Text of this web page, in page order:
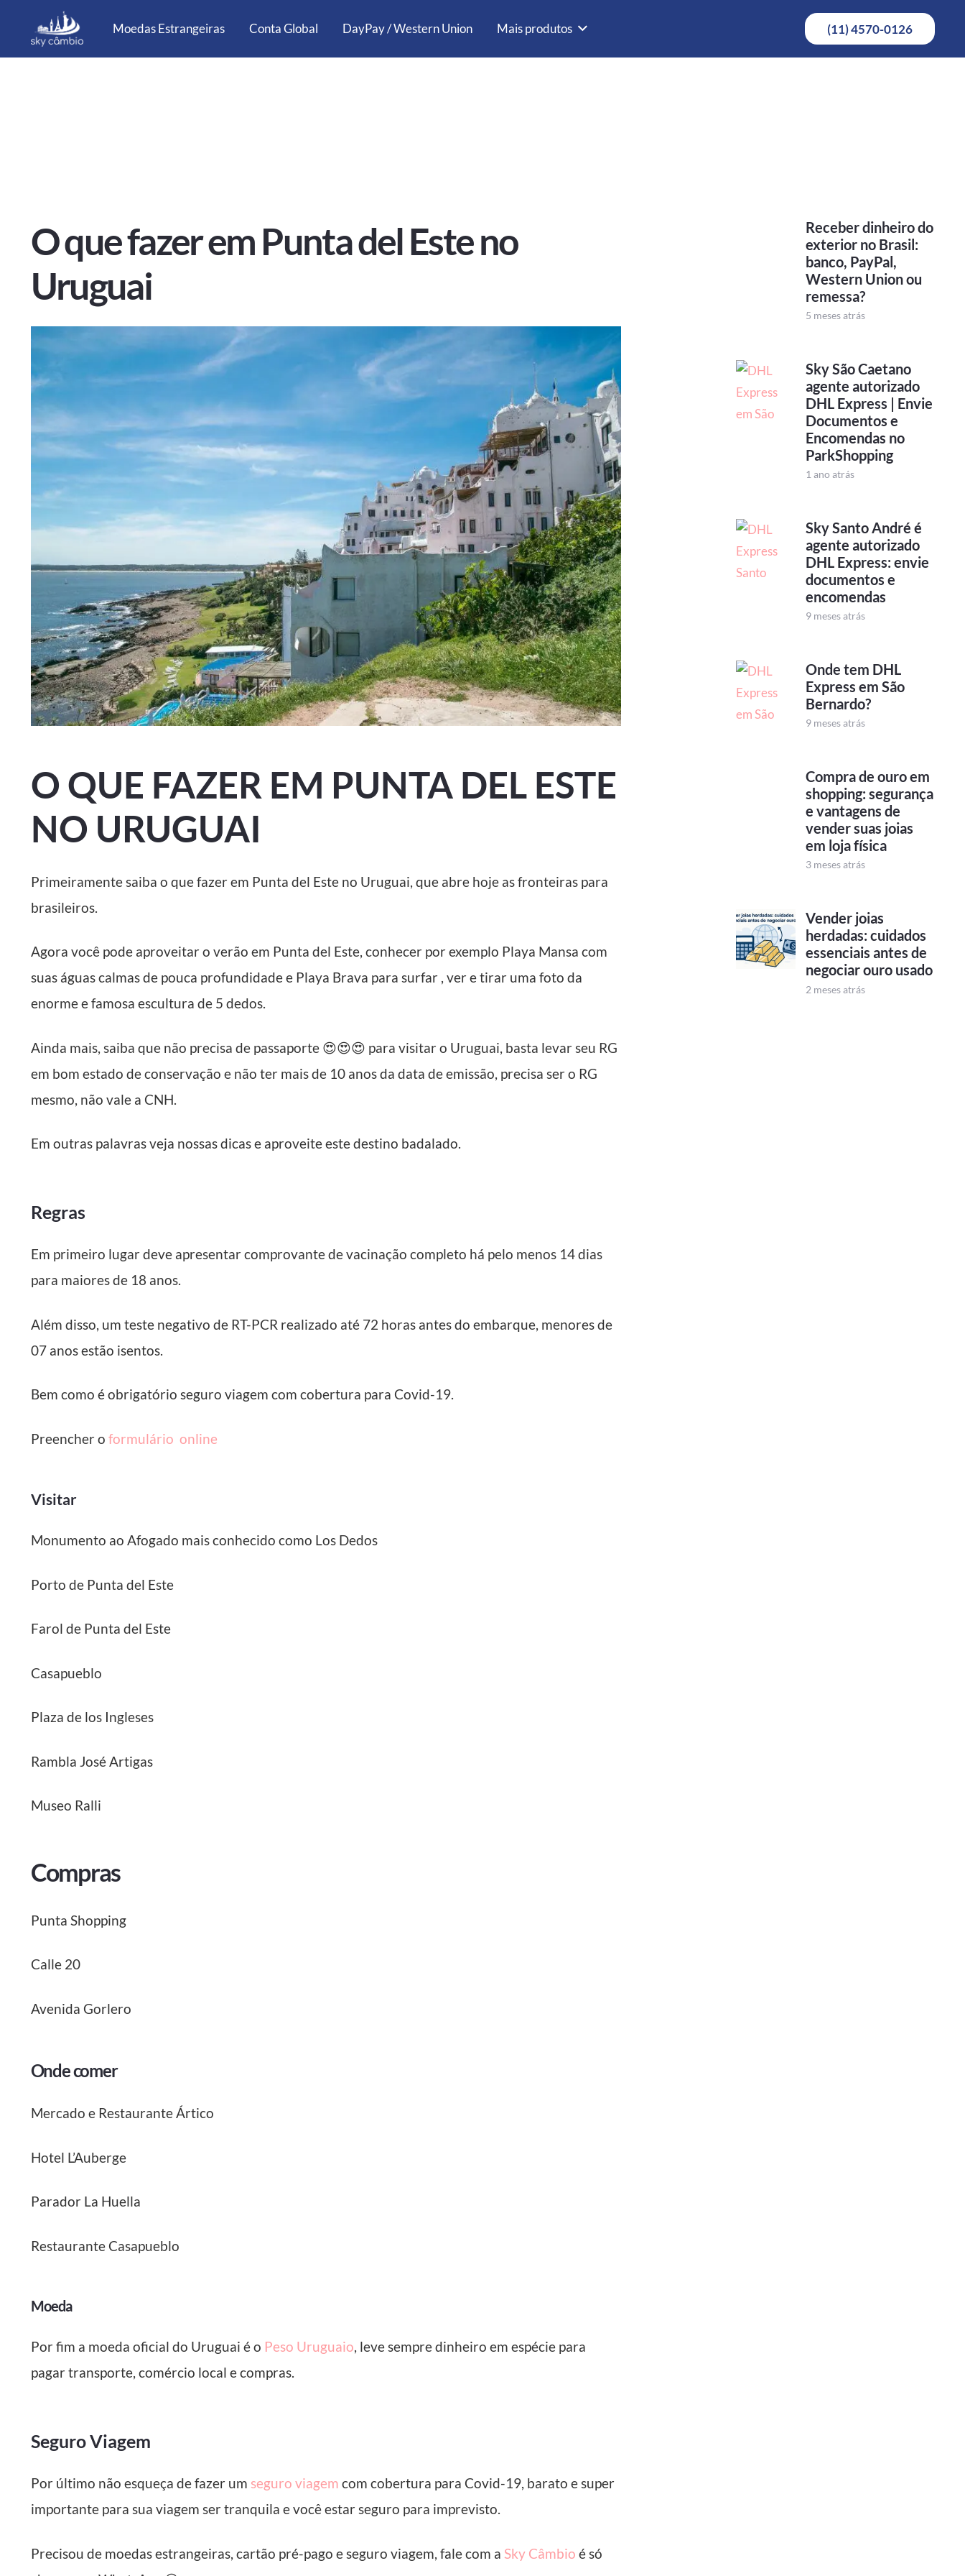
Moedas Estrangeiras Conta Global DayPay / Western Union Mais produtos (11) 4570-0126
O que fazer em Punta del Este no
Uruguai
O QUE FAZER EM PUNTA DEL ESTE
NO URUGUAI
Primeiramente saiba o que fazer em Punta del Este no Uruguai, que abre hoje as fronteiras para
brasileiros.
Agora você pode aproveitar o verão em Punta del Este, conhecer por exemplo Playa Mansa com
suas águas calmas de pouca profundidade e Playa Brava para surfar , ver e tirar uma foto da
enorme e famosa escultura de 5 dedos.
Ainda mais, saiba que não precisa de passaporte 😍😍😍 para visitar o Uruguai, basta levar seu RG
em bom estado de conservação e não ter mais de 10 anos da data de emissão, precisa ser o RG
mesmo, não vale a CNH.
Em outras palavras veja nossas dicas e aproveite este destino badalado.
Regras
Em primeiro lugar deve apresentar comprovante de vacinação completo há pelo menos 14 dias
para maiores de 18 anos.
Além disso, um teste negativo de RT-PCR realizado até 72 horas antes do embarque, menores de
07 anos estão isentos.
Bem como é obrigatório seguro viagem com cobertura para Covid-19.
Preencher o formulário online
Visitar
Monumento ao Afogado mais conhecido como Los Dedos
Porto de Punta del Este
Farol de Punta del Este
Casapueblo
Plaza de los Ingleses
Rambla José Artigas
Museo Ralli
Compras
Punta Shopping
Calle 20
Avenida Gorlero
Onde comer
Mercado e Restaurante Ártico
Hotel L’Auberge
Parador La Huella
Restaurante Casapueblo
Moeda
Por fim a moeda oficial do Uruguai é o Peso Uruguaio, leve sempre dinheiro em espécie para
pagar transporte, comércio local e compras.
Seguro Viagem
Por último não esqueça de fazer um seguro viagem com cobertura para Covid-19, barato e super
importante para sua viagem ser tranquila e você estar seguro para imprevisto.
Precisou de moedas estrangeiras, cartão pré-pago e seguro viagem, fale com a Sky Câmbio é só
Receber dinheiro do
exterior no Brasil:
banco, PayPal,
Western Union ou
remessa?
5 meses atrás
Sky São Caetano
agente autorizado
DHL Express | Envie
Documentos e
Encomendas no
ParkShopping
1 ano atrás
Sky Santo André é
agente autorizado
DHL Express: envie
documentos e
encomendas
9 meses atrás
Onde tem DHL
Express em São
Bernardo?
9 meses atrás
Compra de ouro em
shopping: segurança
e vantagens de
vender suas joias
em loja física
3 meses atrás
Vender joias
herdadas: cuidados
essenciais antes de
negociar ouro usado
2 meses atrás